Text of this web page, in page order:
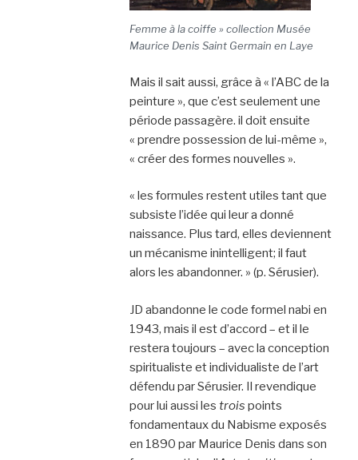
Femme à la coiffe » collection Musée
Maurice Denis Saint Germain en Laye
Mais il sait aussi, grâce à « l’ABC de la
peinture », que c’est seulement une
période passagère. il doit ensuite
« prendre possession de lui-même »,
« créer des formes nouvelles ».
« les formules restent utiles tant que
subsiste l’idée qui leur a donné
naissance. Plus tard, elles deviennent
un mécanisme inintelligent; il faut
alors les abandonner. » (p. Sérusier).
JD abandonne le code formel nabi en
1943, mais il est d’accord – et il le
restera toujours – avec la conception
spiritualiste et individualiste de l’art
défendu par Sérusier. Il revendique
pour lui aussi les trois points
fondamentaux du Nabisme exposés
en 1890 par Maurice Denis dans son